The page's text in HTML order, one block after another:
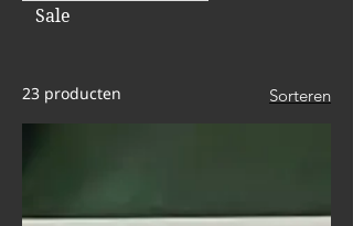
Sale
23 producten Sorteren